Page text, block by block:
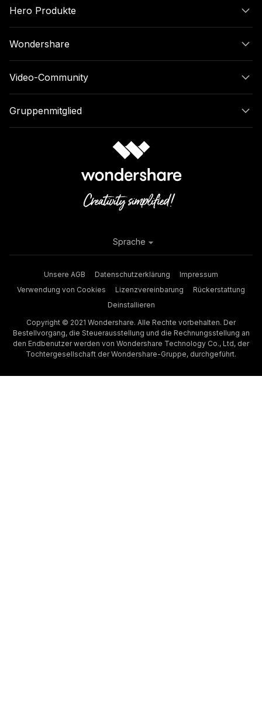
Hero Produkte
Wondershare
Video-Community
Gruppenmitglied
Unsere AGB Datenschutzerklärung
Impressum
Verwendung von Cookies
Lizenzvereinbarung
Rückerstattung
Deinstallieren
Copyright © 2021 Wondershare. Alle Rechte vorbehalten. Der
Bestellvorgang, die Steuerausstellung und die Rechnungsstellung an
den Endbenutzer werden von Wondershare Technology Co., Ltd, der
Tochtergesellschaft der Wondershare-Gruppe, durchgeführt.
Sprache